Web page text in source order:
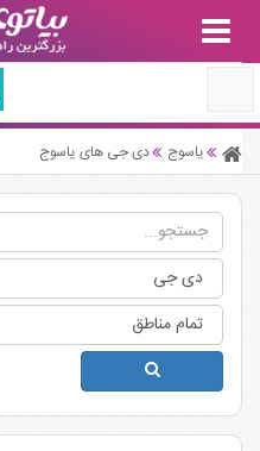
یاسوج دی جی های یاسوج